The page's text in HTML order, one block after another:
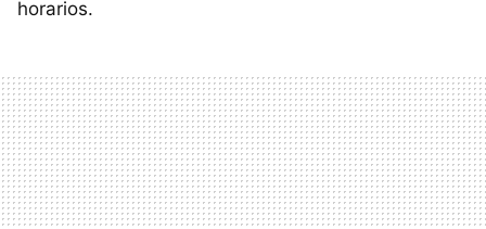
horarios.